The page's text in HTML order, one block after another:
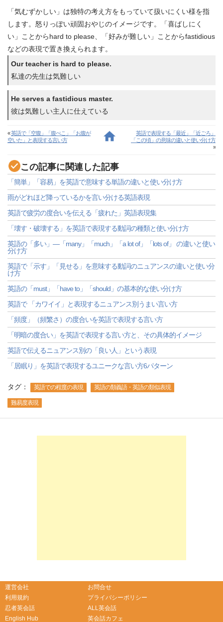
「気むずかしい」は独特の考え方をもっていて扱いにくい様を指
します。怒りっぽい頑固おやじのイメージです。「喜ばしにく
い」ことからhard to please、「好みが難しい」ことからfastidious
などの表現で置き換えられます。
Our teacher is hard to please.
私達の先生は気難しい
He serves a fastidious master.
彼は気難しい主人に仕えている
«英語で「空腹」「腹ぺこ」「お腹が
空いた」と表現する言い方
英語で表現する「最近」「近ごろ」
「この頃」の意味の違いと使い分け方
»
この記事に関連した記事
「簡単」「容易」を英語で意味する単語の違いと使い分け方
雨がどれほど降っているかを言い分ける英語表現
英語で疲労の度合いを伝える「疲れた」英語表現集
「壊す・破壊する」を英語で表現する動詞の種類と使い分け方
英語の「多い」―「many」「much」「a lot of」「lots of」 の違いと使い
分け方
英語で「示す」「見せる」を意味する動詞のニュアンスの違いと使い分
け方
英語の「must」「have to」「should」の基本的な使い分け方
英語で 「カワイイ」と表現するニュアンス別うまい言い方
「頻度」（頻繁さ）の度合いを英語で表現する言い方
「明暗の度合い」を英語で表現する言い方と、その具体的イメージ
英語で伝えるニュアンス別の「良い人」という表現
「居眠り」を英語で表現するユニークな言い方6パターン
タグ： 英語での程度の表現 英語の類義語・英語の類似表現
難易度表現
運営会社
お問合せ
利用規約
プライバシーポリシー
忍者英会話
ALL英会話
English Hub
英会話カフェ